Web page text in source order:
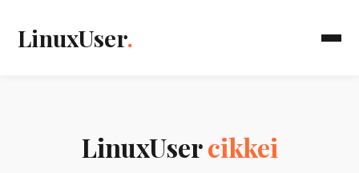
LinuxUser.
LinuxUsercikkei